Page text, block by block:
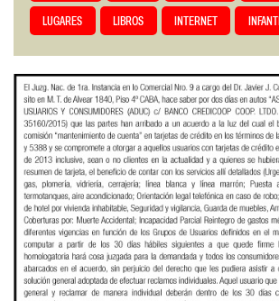
LUGARES LIBROS INTERNET